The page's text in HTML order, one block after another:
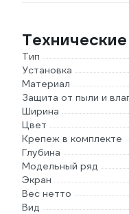
Тип
Установка
Материал
Защита от пыли и
Ширина
Цвет
Крепеж в комплекте
Глубина
Модельный ряд
Экран
Вес нетто
Вид